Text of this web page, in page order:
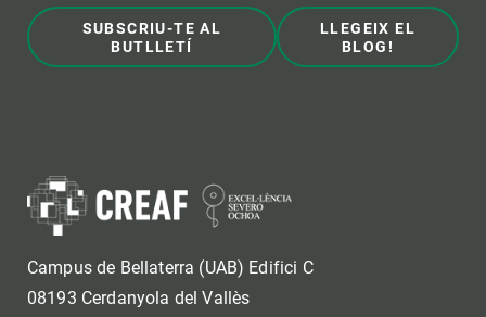
SUBSCRIU-TE AL
BUTLLETÍ
LLEGEIX EL
BLOG!
Campus de Bellaterra (UAB) Edifici C
08193 Cerdanyola del Vallès